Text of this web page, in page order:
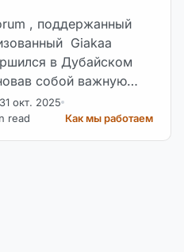
, поддержанный
Giakaa
в Дубайском
собой важную
эволюции биткоина
31 окт. 2025
read Как мы работаем